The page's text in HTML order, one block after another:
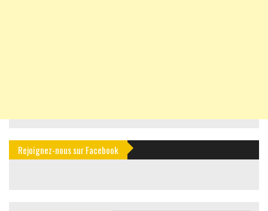
Rejoignez-nous sur Facebook